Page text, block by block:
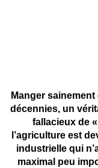
Manger
décennies, un
fallacieux de
l’agriculture est
industrielle qui
maximal peu